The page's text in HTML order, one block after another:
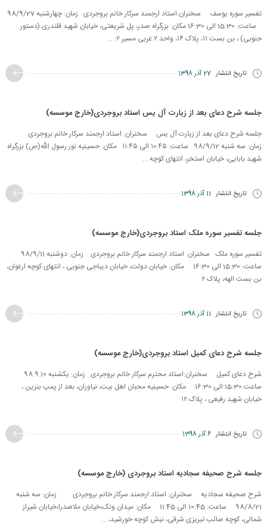
تفسیر سوره یوسف سخنران:استاد ارجمند سرکار خانم بروجردی زمان: چهارشنبه 98/9/27
ساعت: 15:30 الی 16:30 مکان: بزرگراه صدر، پل شریعتی، خیابان شهید قلندری (دستور
جنوبی) ، بن بست ۱۱، پلاک ۱۴، واحد ۲ غربی مسیر ۲: ...
تاریخ انتشار 27 آذر 1398
جلسه شرح دعای بعد از زیارت آل یس استاد بروجردی(خارج موسسه)
جلسه شرح دعای بعد از زیارت آل یس سخنران: استاد ارجمند سرکار خانم بروجردی
زمان: سه شنبه 98/9/12 ساعت: ۱۰:۴۵ الی ۱۱:۴۵ مکان: حسینیه نور رسول الله(ص) بزرگراه
شهید بابایی، خیابان استخر، انتهای کوچه ...
تاریخ انتشار 11 آذر 1398
جلسه تفسیر سوره ملک استاد بروجردی(خارج موسسه)
تفسیر سوره ملک سخنران: استاد ارجمند سرکار خانم بروجردی زمان: دوشنبه 98/9/11
ساعت: 15:30 الی 16:30 مکان: خیابان دولت، خیابان دیباجی جنوبی ، انتهای کوچه ارغوان،
بن بست الهه، پلاک ۲
تاریخ انتشار 11 آذر 1398
جلسه شرح دعای کمیل استاد بروجردی(خارج موسسه)
شرح دعای کمیل سخنران:استاد محترم سرکار خانم بروجردی زمان: یکشنبه 98.9.10
ساعت:15:30 الی 16:30 مکان: حسینیه محبان اهل بیت، نیاوران، بعد از پمپ بنزین ،
خیابان شهید رفیعی ، پلاک ۱۲
تاریخ انتشار 6 آذر 1398
جلسه شرح صحیفه سجادیه استاد بروجردی (خارج موسسه)
شرح صحیفه سجادیه سخنران: استاد ارجمند سرکار خانم بروجردی زمان: سه شنبه
98/8/21 ساعت: 10:45 الی 11:45 مکان: میدان ونک،خیابان ملاصدرا،خیابان شیراز
شمالی، کوچه صائب تبریزی شرقی، نبش کوچه خورشید، ...